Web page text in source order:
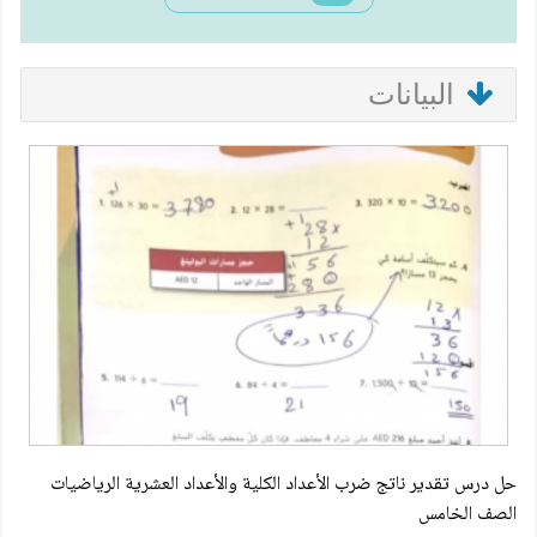
البيانات
حل درس تقدير ناتج ضرب الأعداد الكلية والأعداد العشرية الرياضيات
الصف الخامس